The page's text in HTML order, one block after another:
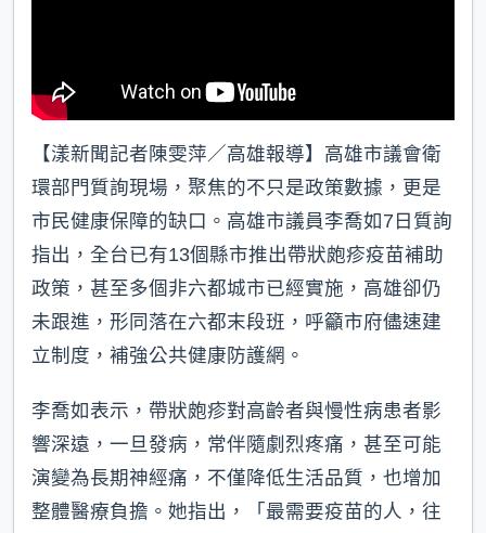
【漾新聞記者陳雯萍／高雄報導】高雄市議會衛
環部門質詢現場，聚焦的不只是政策數據，更是
市民健康保障的缺口。高雄市議員李喬如7日質詢
指出，全台已有13個縣市推出帶狀皰疹疫苗補助
政策，甚至多個非六都城市已經實施，高雄卻仍
未跟進，形同落在六都末段班，呼籲市府儘速建
立制度，補強公共健康防護網。
李喬如表示，帶狀皰疹對高齡者與慢性病患者影
響深遠，一旦發病，常伴隨劇烈疼痛，甚至可能
演變為長期神經痛，不僅降低生活品質，也增加
整體醫療負擔。她指出，「最需要疫苗的人，往